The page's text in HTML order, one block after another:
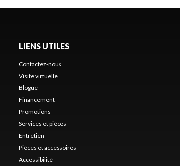
LIENS UTILES
Contactez-nous
Visite virtuelle
Blogue
Financement
Promotions
Services et pièces
Entretien
Pièces et accessoires
Accessibilité